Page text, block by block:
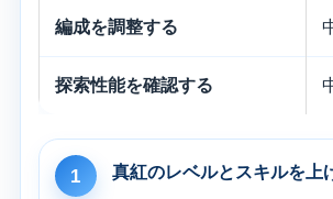
編成を調整する
探索性能を確認する
1 真紅のレベルとスキルを上